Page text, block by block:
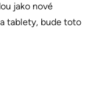
jako nové
tablety, bude toto